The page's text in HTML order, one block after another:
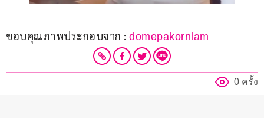
ขอบคุณภาพประกอบจาก : domepakornlam
0 ครั้ง